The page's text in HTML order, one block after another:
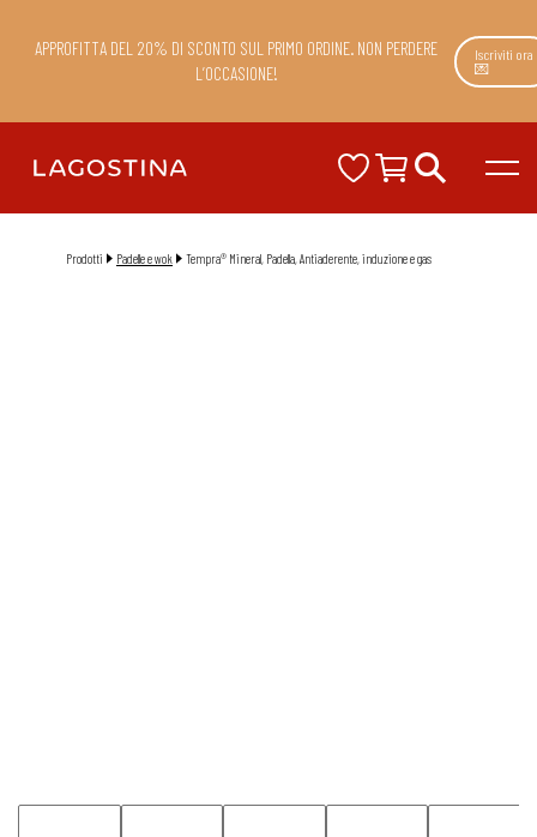
APPROFITTA DEL 20% DI SCONTO SUL PRIMO ORDINE. NON PERDERE
L’OCCASIONE!
Iscriviti ora
💌
Prodotti Padelle e wok Tempra® Mineral, Padella, Antiaderente, induzione e gas